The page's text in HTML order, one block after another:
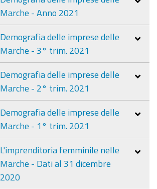
Marche - Anno 2021
Demografia delle imprese delle
Marche - 3° trim. 2021
Demografia delle imprese delle
Marche - 2° trim. 2021
Demografia delle imprese delle
Marche - 1° trim. 2021
L'imprenditoria femminile nelle
Marche - Dati al 31 dicembre
2020